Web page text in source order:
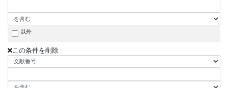
以外
この条件を削除